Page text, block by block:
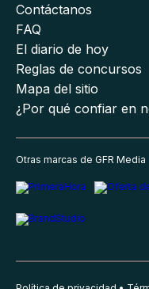
Contáctanos
FAQ
El diario de hoy
Reglas de concursos
Mapa del sitio
¿Por qué confiar en
Otras marcas de GFR Media